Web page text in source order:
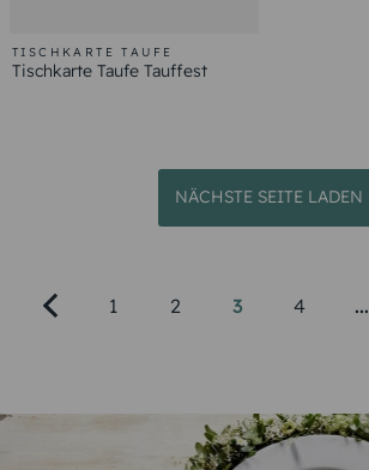
TISCHKARTE TAUFE
Tischkarte Taufe Tauffest
NÄCHSTE SEITE LADEN
1 2 3 4 ...